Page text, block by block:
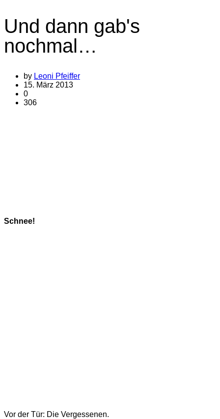
Und dann gab's
nochmal…
by Leoni Pfeiffer
15. März 2013
0
306
Schnee!
Vor der Tür: Die Vergessenen.